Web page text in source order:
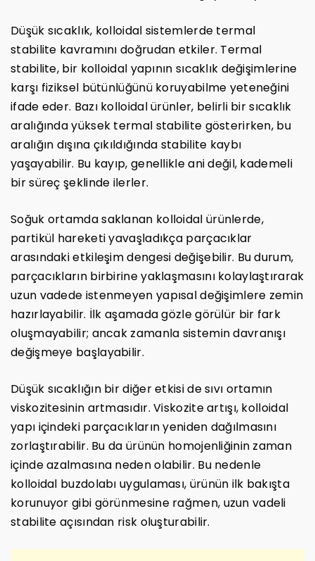
Düşük sıcaklık, kolloidal sistemlerde termal
stabilite kavramını doğrudan etkiler. Termal
stabilite, bir kolloidal yapının sıcaklık değişimlerine
karşı fiziksel bütünlüğünü koruyabilme yeteneğini
ifade eder. Bazı kolloidal ürünler, belirli bir sıcaklık
aralığında yüksek termal stabilite gösterirken, bu
aralığın dışına çıkıldığında stabilite kaybı
yaşayabilir. Bu kayıp, genellikle ani değil, kademeli
bir süreç şeklinde ilerler.
Soğuk ortamda saklanan kolloidal ürünlerde,
partikül hareketi yavaşladıkça parçacıklar
arasındaki etkileşim dengesi değişebilir. Bu durum,
parçacıkların birbirine yaklaşmasını kolaylaştırarak
uzun vadede istenmeyen yapısal değişimlere zemin
hazırlayabilir. İlk aşamada gözle görülür bir fark
oluşmayabilir; ancak zamanla sistemin davranışı
değişmeye başlayabilir.
Düşük sıcaklığın bir diğer etkisi de sıvı ortamın
viskozitesinin artmasıdır. Viskozite artışı, kolloidal
yapı içindeki parçacıkların yeniden dağılmasını
zorlaştırabilir. Bu da ürünün homojenliğinin zaman
içinde azalmasına neden olabilir. Bu nedenle
kolloidal buzdolabı uygulaması, ürünün ilk bakışta
korunuyor gibi görünmesine rağmen, uzun vadeli
stabilite açısından risk oluşturabilir.